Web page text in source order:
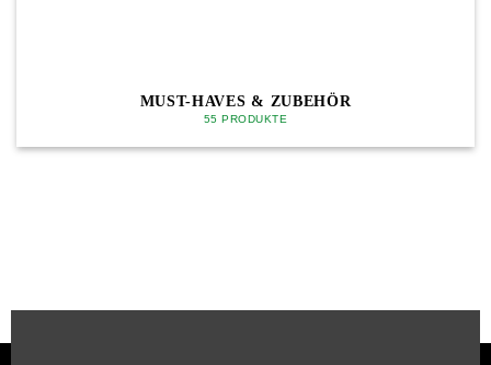
MUST-HAVES & ZUBEHÖR
55 PRODUKTE